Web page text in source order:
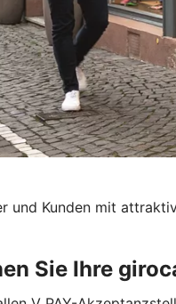
und Kunden mit
Sie Ihre